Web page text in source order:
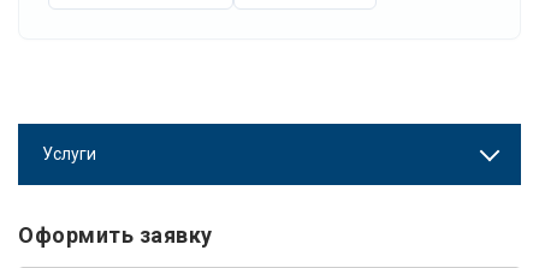
Услуги
Оформить заявку